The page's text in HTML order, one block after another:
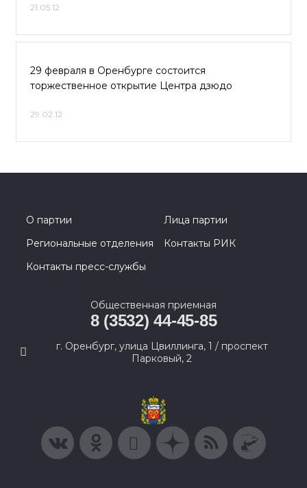
21.05.12
29 февраля в Оренбурге состоится
торжественное открытие Центра дзюдо
29.02.12
О партии
Лица партии
Региональные отделения
Контакты РИК
Контакты пресс-службы
Общественная приемная
8 (3532) 44-45-85
г. Оренбург, улица Цвиллинга, 1 / проспект
Парковый, 2